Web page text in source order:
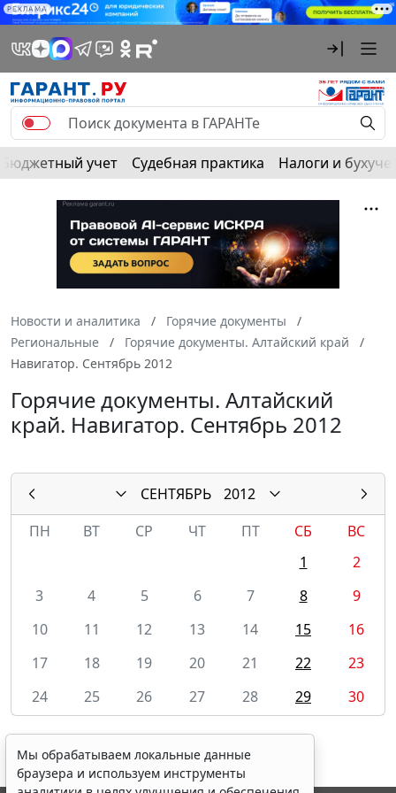
РЕКЛАМА
Бюджетный учет Судебная практика Налоги и
Новости и аналитика
Горячие документы
Региональные
Горячие документы. Алтайский край
Навигатор. Сентябрь 2012
Горячие документы. Алтайский
край. Навигатор. Сентябрь 2012
СЕНТЯБРЬ
2012
ПН
ВТ СР ЧТ ПТ СБ
ВС
1
2
3
4 5 6 7 8
9
10
11 12 13 14 15
16
17
18 19 20 21 22
23
24
25 26 27 28 29 30
Мы обрабатываем локальные данные
браузера и используем инструменты